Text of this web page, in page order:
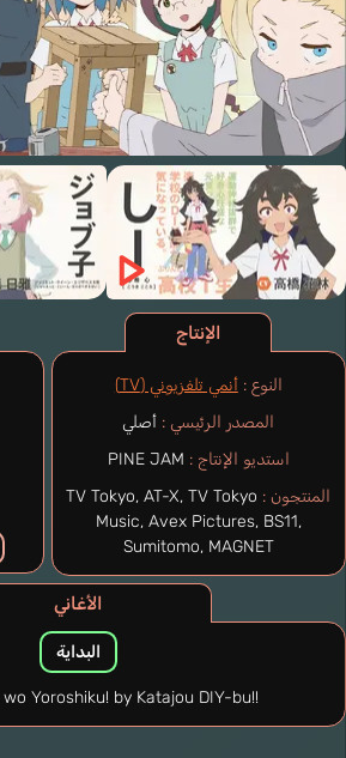
الإنتاج
النوع :أنمي تلفزيوني (TV)
المصدر الرئيسي : أصلي
استديو الإنتاج : PINE JAM
المنتجون : TV Tokyo, AT-X, TV Tokyo
Music, Avex Pictures, BS11,
Sumitomo, MAGNET
الأغاني
البداية
Yoroshiku! by Katajou DIY-bu!!